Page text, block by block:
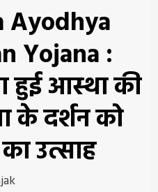
Ayodhya
Yojana :
हुई आस्था की
के दर्शन को
उत्साह